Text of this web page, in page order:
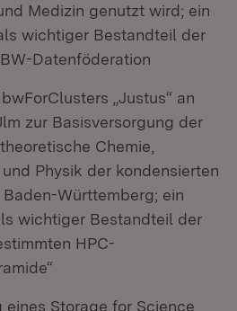
Medizin genutzt wird; ein
wichtiger Bestandteil der
Datenföderation
„Justus“ an
zur Basisversorgung der
Chemie,
Physik der kondensierten
Württemberg; ein
wichtiger Bestandteil der
HPC-
Storage for Science